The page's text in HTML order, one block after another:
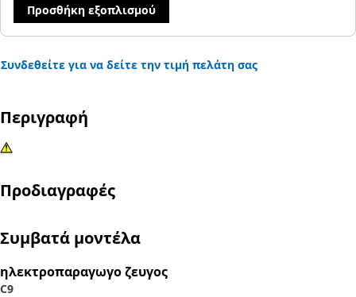
Προσθήκη εξοπλισμού
Συνδεθείτε για να δείτε την τιμή πελάτη σας
Περιγραφή
Προδιαγραφές
Συμβατά μοντέλα
ηλεκτροπαραγωγο ζευγος
C9